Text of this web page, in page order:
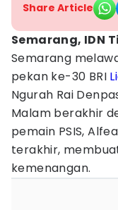
Share Article
Semarang, IDN
Semarang
pekan ke-30 BRI
Ngurah Rai
Malam berakhir
pemain PSIS,
terakhir,
kemenangan.